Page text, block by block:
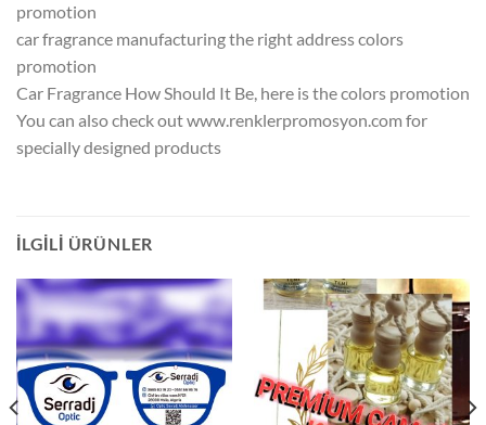
promotion
car fragrance manufacturing the right address colors
promotion
Car Fragrance How Should It Be, here is the colors promotion
You can also check out www.renklerpromosyon.com for
specially designed products
İLGILI ÜRÜNLER